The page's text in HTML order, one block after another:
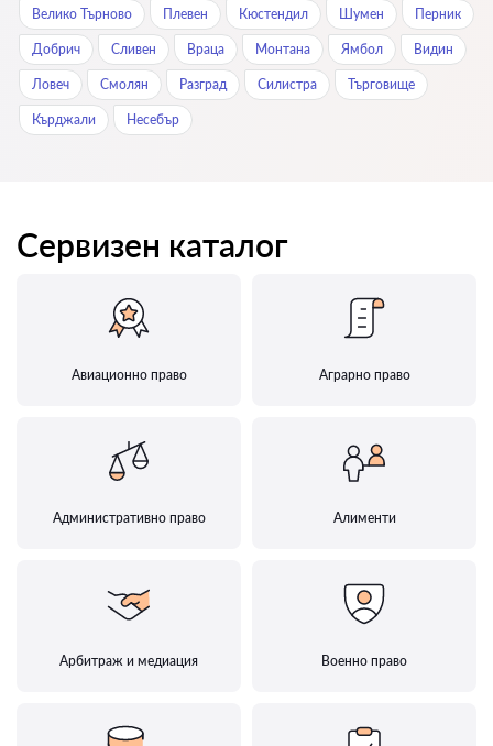
Велико Търново Плевен Кюстендил Шумен Перник
Добрич Сливен Враца Монтана Ямбол Видин
Ловеч Смолян Разград Силистра Търговище
Кърджали Нeсeбър
Сервизен каталог
Авиационно право Аграрно право
Административно право Алименти
Арбитраж и медиация Военно право